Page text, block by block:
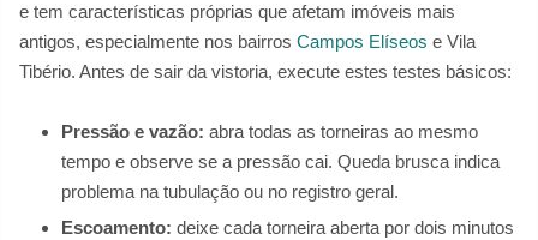
e tem características próprias que afetam imóveis mais
antigos, especialmente nos bairros Campos Elíseos e Vila
Tibério. Antes de sair da vistoria, execute estes testes básicos:
Pressão e vazão: abra todas as torneiras ao mesmo
tempo e observe se a pressão cai. Queda brusca indica
problema na tubulação ou no registro geral.
Escoamento: deixe cada torneira aberta por dois minutos